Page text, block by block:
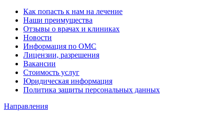
Как попасть к нам на лечение
Наши преимущества
Отзывы о врачах и клиниках
Новости
Информация по ОМС
Лицензии, разрешения
Вакансии
Стоимость услуг
Юридическая информация
Политика защиты персональных данных
Направления